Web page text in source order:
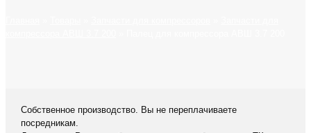
Собственное производство. Вы не переплачиваете
посредникам.